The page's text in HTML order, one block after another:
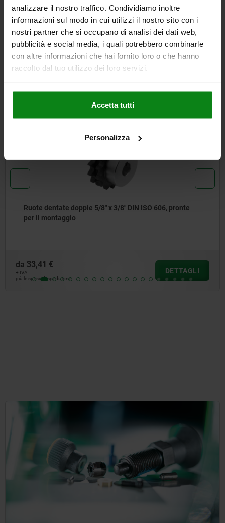
analizzare il nostro traffico. Condividiamo inoltre
informazioni sul modo in cui utilizzi il nostro sito con i
nostri partner che si occupano di analisi dei dati web,
pubblicità e social media, i quali potrebbero combinarle
con altre informazioni che hai fornito loro o che hanno
raccolto dal tuo utilizzo dei loro servizi.
Accetta tutti
Personalizza
CAD
SCARICARE
Altri clienti hanno acquistato
NUOVO
8" x 3/8" DIN ISO 606, pronte
Ruote dentate
da
più le spese di spedizione